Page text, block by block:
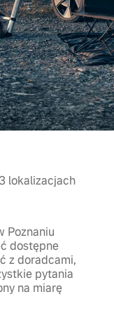
lokalizacjach
Poznaniu
dostępne
z doradcami,
pytania
na miarę